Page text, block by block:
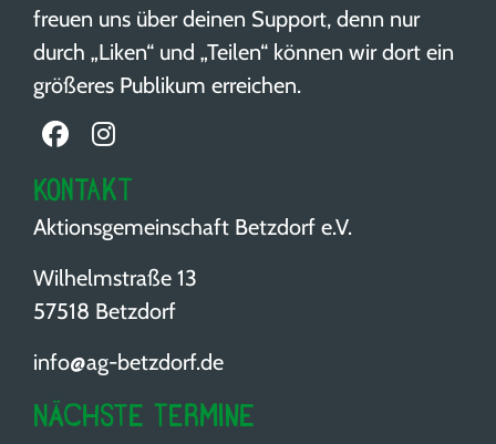
freuen uns über deinen Support, denn nur
durch „Liken“ und „Teilen“ können wir dort ein
größeres Publikum erreichen.
Kontakt
Aktionsgemeinschaft Betzdorf e.V.
Wilhelmstraße 13
57518 Betzdorf
info@ag-betzdorf.de
Nächste Termine